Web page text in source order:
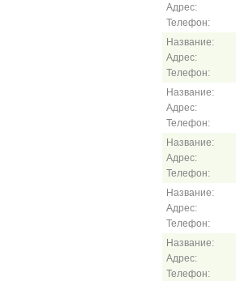
Адрес:
Телефон:
Название:
Адрес:
Телефон:
Название:
Адрес:
Телефон:
Название:
Адрес:
Телефон:
Название:
Адрес:
Телефон:
Название:
Адрес:
Телефон: